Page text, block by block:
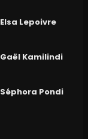
Elsa Lepoivre
Gaël Kamilindi
Séphora Pondi